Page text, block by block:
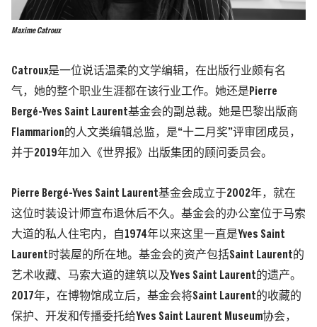
Maxime Catroux
Catroux是一位说话温柔的文学编辑，在出版行业颇有名
气，她的整个职业生涯都在该行业工作。她还是Pierre
Bergé-Yves Saint Laurent基金会的副总裁。她是巴黎出版商
Flammarion的人文类编辑总监，是“十二月奖”评审团成员，
并于2019年加入《世界报》出版集团的顾问委员会。
Pierre Bergé-Yves Saint Laurent基金会成立于2002年，就在
这位时装设计师宣布退休后不久。基金会的办公室位于马索
大道的私人住宅内，自1974年以来这里一直是Yves Saint
Laurent时装屋的所在地。基金会的资产包括Saint Laurent的
艺术收藏、马索大道的建筑以及Yves Saint Laurent的遗产。
2017年，在博物馆成立后，基金会将Saint Laurent的收藏的
保护、开发和传播委托给Yves Saint Laurent Museum协会，